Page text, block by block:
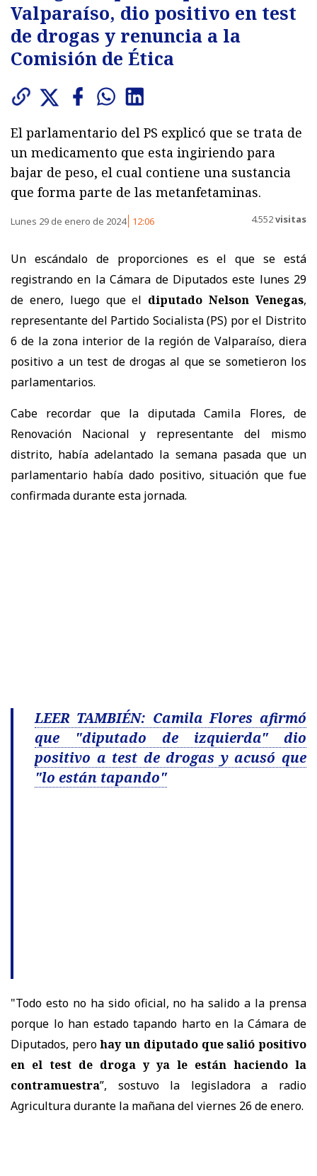
Valparaíso, dio positivo en test
de drogas y renuncia a la
Comisión de Ética
El parlamentario del PS explicó que se trata de
un medicamento que esta ingiriendo para
bajar de peso, el cual contiene una sustancia
que forma parte de las metanfetaminas.
Lunes 29 de enero de 2024 12:06 4.552visitas
Un escándalo de proporciones es el que se está
registrando en la Cámara de Diputados este lunes 29
de enero, luego que el diputado Nelson Venegas,
representante del Partido Socialista (PS) por el Distrito
6 de la zona interior de la región de Valparaíso, diera
positivo a un test de drogas al que se sometieron los
parlamentarios.
Cabe recordar que la diputada Camila Flores, de
Renovación Nacional y representante del mismo
distrito, había adelantado la semana pasada que un
parlamentario había dado positivo, situación que fue
confirmada durante esta jornada.
LEER TAMBIÉN: Camila Flores afirmó
que "diputado de izquierda" dio
positivo a test de drogas y acusó que
"lo están tapando"
"Todo esto no ha sido oficial, no ha salido a la prensa
porque lo han estado tapando harto en la Cámara de
Diputados, perohay un diputado que salió positivo
en el test de droga y ya le están haciendo la
contramuestra”, sostuvo la legisladora a radio
Agricultura durante la mañana del viernes 26 de enero.